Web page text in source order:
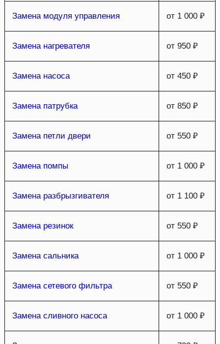
Замена модуля управления от 1 000 ₽
Замена нагревателя от 950 ₽
Замена насоса от 450 ₽
Замена патрубка от 850 ₽
Замена петли двери от 550 ₽
Замена помпы от 1 000 ₽
Замена разбрызгивателя от 1 100 ₽
Замена резинок от 550 ₽
Замена сальника от 1 000 ₽
Замена сетевого фильтра от 550 ₽
Замена сливного насоса от 1 000 ₽